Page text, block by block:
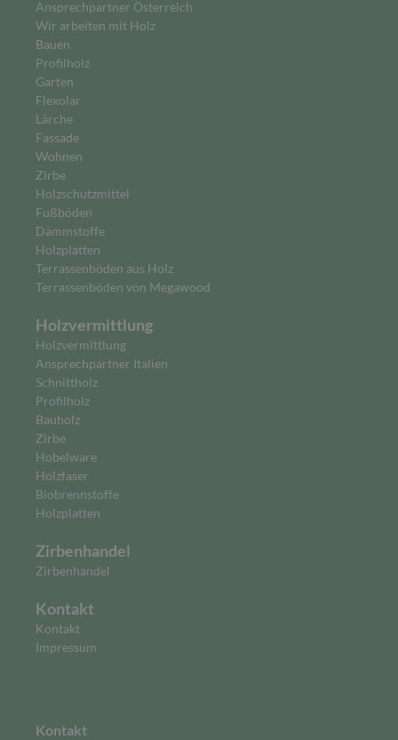
Ansprechpartner Österreich
Wir arbeiten mit Holz
Bauen
Profilholz
Garten
Flexolar
Lärche
Fassade
Wohnen
Zirbe
Holzschutzmittel
Fußböden
Dämmstoffe
Holzplatten
Terrassenböden aus Holz
Terrassenböden von Megawood
Holzvermittlung
Holzvermittlung
Ansprechpartner Italien
Schnittholz
Profilholz
Bauholz
Zirbe
Hobelware
Holzfaser
Biobrennstoffe
Holzplatten
Zirbenhandel
Zirbenhandel
Kontakt
Kontakt
Impressum
Kontakt